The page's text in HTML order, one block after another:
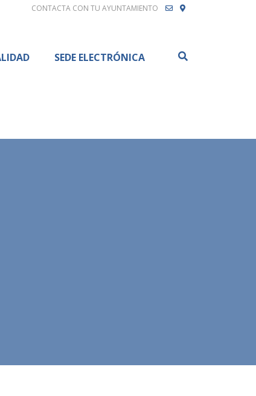
CONTACTA CON TU AYUNTAMIENTO
SEDE ELECTRÓNICA